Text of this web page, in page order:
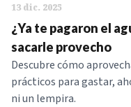
13 dic. 2025
¿Ya te pagaron el
sacarle provecho
Descubre cómo
prácticos para gastar,
ni un lempira.